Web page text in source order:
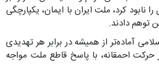
نابود کرد، ملت ایران با ایمان، یکپارچگی
توهم دادند.
آماده‌تر از همیشه در برابر هر تهدیدی
حرکت احمقانه، با پاسخ قاطع ملت مواجه